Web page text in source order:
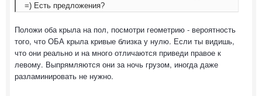
=) Есть предложения?
Положи оба крыла на пол, посмотри геометрию - вероятность
того, что ОБА крыла кривые близка у нулю. Если ты видишь,
что они реально и на много отличаются приведи правое к
левому. Выпрямляются они за ночь грузом, иногда даже
разламинировать не нужно.